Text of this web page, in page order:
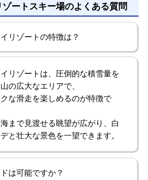
ートスキー場のよくある質問
リゾートの特徴は？
リゾートは、圧倒的な積雪量を
の広大なエリアで、
な滑走を楽しめるのが特徴で
まで見渡せる眺望が広がり、白
と壮大な景色を一望できます。
は可能ですか？